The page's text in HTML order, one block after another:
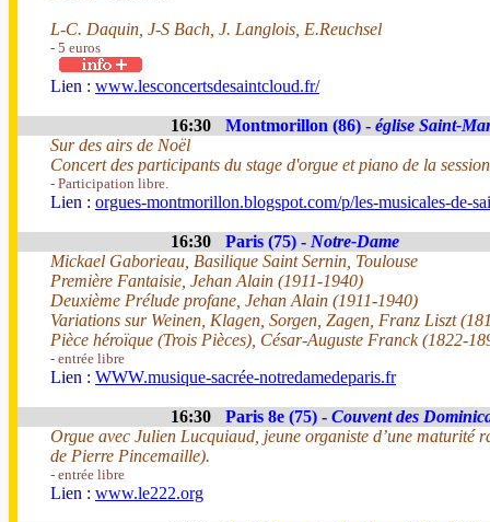
L-C. Daquin, J-S Bach, J. Langlois, E.Reuchsel
- 5 euros
Lien : www.lesconcertsdesaintcloud.fr/
16:30 Montmorillon (86) - église Saint-
Sur des airs de Noël
Concert des participants du stage d'orgue et piano de la
- Participation libre.
Lien : orgues-montmorillon.blogspot.com/p/les-musicales-de-
16:30 Paris (75) - Notre-Dame
Mickael Gaborieau, Basilique Saint Sernin, Toulouse
Première Fantaisie, Jehan Alain (1911-1940)
Deuxième Prélude profane, Jehan Alain (1911-1940)
Variations sur Weinen, Klagen, Sorgen, Zagen, Franz Liszt
Pièce héroïque (Trois Pièces), César-Auguste Franck (1822-
- entrée libre
Lien : WWW.musique-sacrée-notredamedeparis.fr
16:30 Paris 8e (75) - Couvent des
Orgue avec Julien Lucquiaud, jeune organiste d’une maturité
de Pierre Pincemaille).
- entrée libre
Lien : www.le222.org